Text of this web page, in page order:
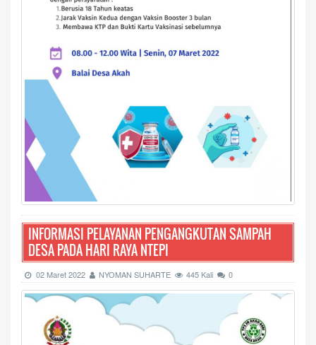
INFORMASI PELAYANAN PENGANGKUTAN SAMPAH
DESA PADA HARI RAYA NTEPI
02 Maret 2022 NYOMAN SUHARTE 445 Kali 0